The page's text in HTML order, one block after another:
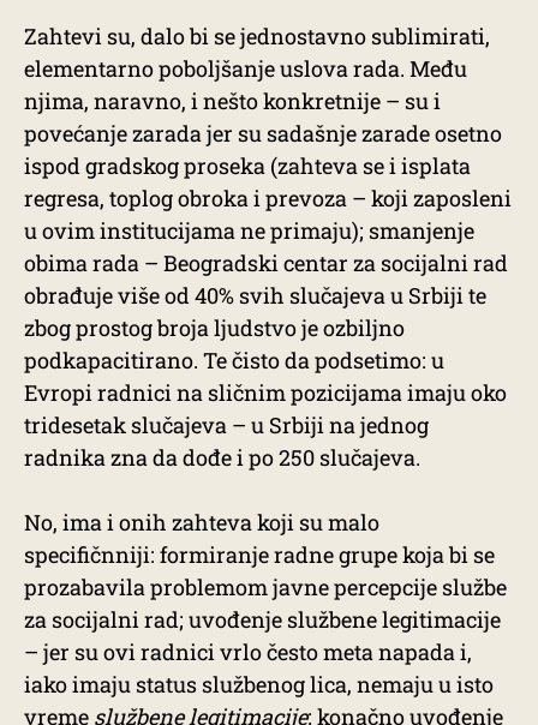
Zahtevi su, dalo bi se jednostavno sublimirati,
elementarno poboljšanje uslova rada. Među
njima, naravno, i nešto konkretnije – su i
povećanje zarada jer su sadašnje zarade osetno
ispod gradskog proseka (zahteva se i isplata
regresa, toplog obroka i prevoza – koji zaposleni
u ovim institucijama ne primaju); smanjenje
obima rada – Beogradski centar za socijalni rad
obrađuje više od 40% svih slučajeva u Srbiji te
zbog prostog broja ljudstvo je ozbiljno
podkapacitirano. Te čisto da podsetimo: u
Evropi radnici na sličnim pozicijama imaju oko
tridesetak slučajeva – u Srbiji na jednog
radnika zna da dođe i po 250 slučajeva.
No, ima i onih zahteva koji su malo
specifičnniji: formiranje radne grupe koja bi se
prozabavila problemom javne percepcije službe
za socijalni rad; uvođenje službene legitimacije
– jer su ovi radnici vrlo često meta napada i,
iako imaju status službenog lica, nemaju u isto
vreme službene legitimacije; konačno uvođenje